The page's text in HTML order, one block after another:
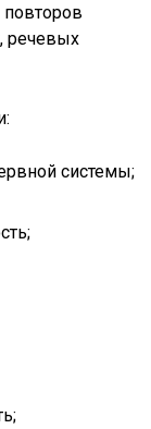
повторов
речевых
системы;